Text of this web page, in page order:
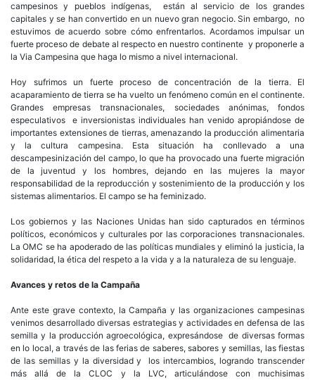
campesinos y pueblos indígenas, están al servicio de los grandes
capitales y se han convertido en un nuevo gran negocio. Sin embargo, no
estuvimos de acuerdo sobre cómo enfrentarlos. Acordamos impulsar un
fuerte proceso de debate al respecto en nuestro continente y proponerle a
la Via Campesina que haga lo mismo a nivel internacional.
Hoy sufrimos un fuerte proceso de concentración de la tierra. El
acaparamiento de tierra se ha vuelto un fenómeno común en el continente.
Grandes empresas transnacionales, sociedades anónimas, fondos
especulativos e inversionistas individuales han venido apropiándose de
importantes extensiones de tierras, amenazando la producción alimentaria
y la cultura campesina. Esta situación ha conllevado a una
descampesinización del campo, lo que ha provocado una fuerte migración
de la juventud y los hombres, dejando en las mujeres la mayor
responsabilidad de la reproducción y sostenimiento de la producción y los
sistemas alimentarios. El campo se ha feminizado.
Los gobiernos y las Naciones Unidas han sido capturados en términos
políticos, económicos y culturales por las corporaciones transnacionales.
La OMC se ha apoderado de las políticas mundiales y eliminó la justicia, la
solidaridad, la ética del respeto a la vida y a la naturaleza de su lenguaje.
Avances y retos de la Campaña
Ante este grave contexto, la Campaña y las organizaciones campesinas
venimos desarrollado diversas estrategias y actividades en defensa de las
semilla y la producción agroecológica, expresándose de diversas formas
en lo local, a través de las ferias de saberes, sabores y semillas, las fiestas
de las semillas y la diversidad y los intercambios, logrando transcender
más allá de la CLOC y la LVC, articulándose con muchisimas